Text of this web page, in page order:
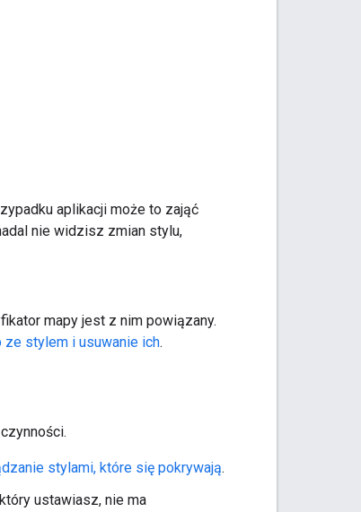
aplikacji może to zająć
nie widzisz zmian stylu,
mapy jest z nim powiązany.
stylem i usuwanie ich.
stylami, które się pokrywają.
ustawiasz, nie ma